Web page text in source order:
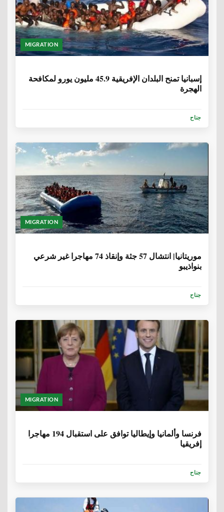
MIGRATION
إسبانيا تمنح البلدان الإفريقية 45.9 مليون يورو لمكافحة
الهجرة
جناح
MIGRATION
موريتانيا| انتشال 57 جثة وإنقاذ 74 مهاجرا غير شرعي
بنواذيبو
جناح
MIGRATION
فرنسا وألمانيا وإيطاليا توافق على استقبال 194 مهاجرا
إفريقيا
جناح